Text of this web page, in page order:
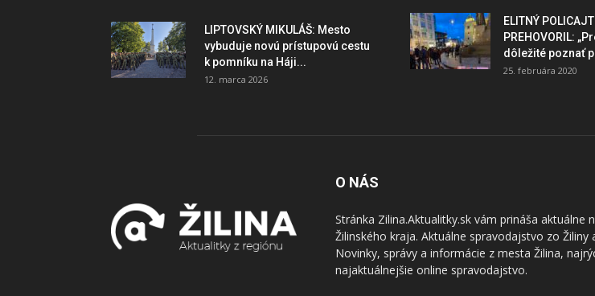
LIPTOVSKÝ MIKULÁŠ: Mesto
vybuduje novú prístupovú cestu
k pomníku na Háji...
12. marca 2026
ELITNÝ
PREHOVORIL:
dôležité poznať
25. februára 2020
O NÁS
Stránka Zilina.Aktualitky.sk vám prináša aktuálne
Žilinského kraja. Aktuálne spravodajstvo zo Žiliny
Novinky, správy a informácie z mesta Žilina,
najaktuálnejšie online spravodajstvo.